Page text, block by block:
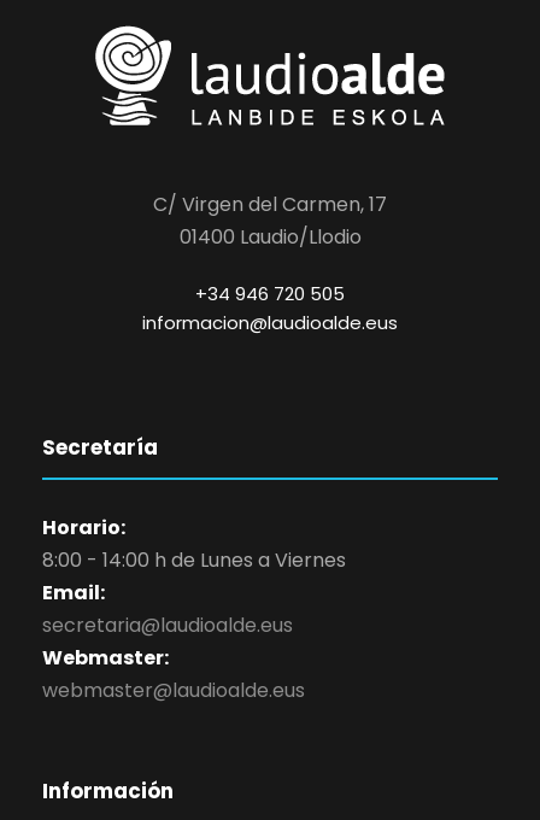
C/ Virgen del Carmen, 17
01400 Laudio/Llodio
+34 946 720 505
informacion@laudioalde.eus
Secretaría
Horario:
8:00 - 14:00 h de Lunes a Viernes
Email:
secretaria@laudioalde.eus
Webmaster:
webmaster@laudioalde.eus
Información